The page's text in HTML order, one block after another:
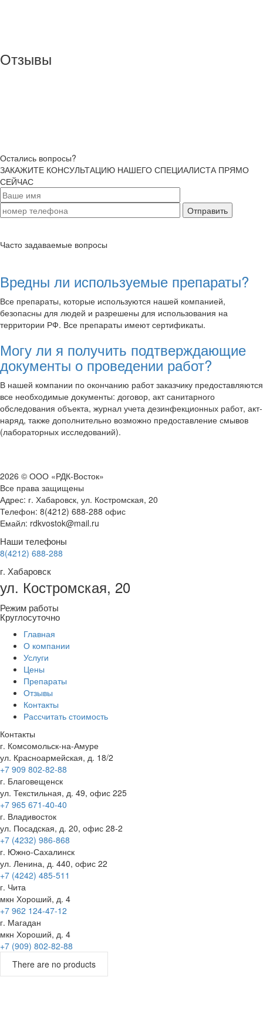
Отзывы
Остались вопросы?
ЗАКАЖИТЕ КОНСУЛЬТАЦИЮ НАШЕГО СПЕЦИАЛИСТА ПРЯМО
СЕЙЧАС
Часто задаваемые вопросы
Вредны ли используемые препараты?
Все препараты, которые используются нашей компанией,
безопасны для людей и разрешены для использования на
территории РФ. Все препараты имеют сертификаты.
Могу ли я получить подтверждающие
документы о проведении работ?
В нашей компании по окончанию работ заказчику предоставляются
все необходимые документы: договор, акт санитарного
обследования объекта, журнал учета дезинфекционных работ, акт-
наряд, также дополнительно возможно предоставление смывов
(лабораторных исследований).
2026 © ООО «РДК-Восток»
Все права защищены
Адрес: г. Хабаровск, ул. Костромская, 20
Телефон: 8(4212) 688-288 офис
Емайл: rdkvostok@mail.ru
Наши телефоны
8(4212) 688-288
г. Хабаровск
ул. Костромская, 20
Режим работы
Круглосуточно
Главная
О компании
Услуги
Цены
Препараты
Отзывы
Контакты
Рассчитать стоимость
Контакты
г. Комсомольск-на-Амуре
ул. Красноармейская, д. 18/2
+7 909 802-82-88
г. Благовещенск
ул. Текстильная, д. 49, офис 225
+7 965 671-40-40
г. Владивосток
ул. Посадская, д. 20, офис 28-2
+7 (4232) 986-868
г. Южно-Сахалинск
ул. Ленина, д. 440, офис 22
+7 (4242) 485-511
г. Чита
мкн Хороший, д. 4
+7 962 124-47-12
г. Магадан
мкн Хороший, д. 4
+7 (909) 802-82-88
There are no products